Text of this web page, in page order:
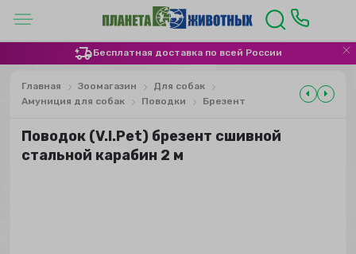
Бесплатная доставка по всей России
Главная Зоомагазин
Для собак
Амуниция для собак
Поводки Брезент
Поводок (V.I.Pet) брезент сшивной
стальной карабин 2 м